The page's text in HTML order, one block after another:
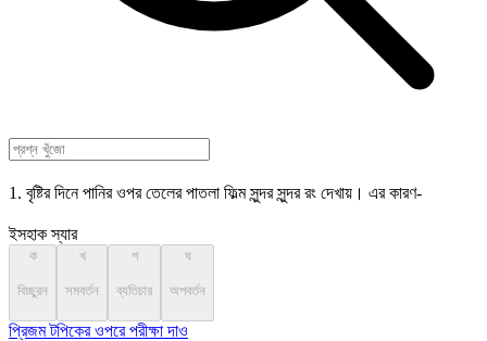
1. বৃষ্টির দিনে পানির ওপর তেলের পাতলা ফিল্ম সুন্দর সুন্দর রং দেখায়। এর কারণ-
ইসহাক স্যার
ক
বিচ্ছুরন
খ
সমবর্তন
গ
ব্যতিচার
ঘ
অপবর্তন
প্রিজম টপিকের ওপরে পরীক্ষা দাও